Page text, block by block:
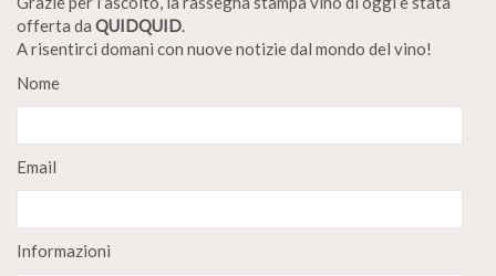
offerta da QUIDQUID.
A risentirci domani con nuove notizie dal mondo del vino!
Nome
Email
Informazioni